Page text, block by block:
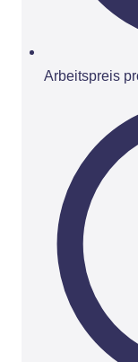
Arbeitspreis